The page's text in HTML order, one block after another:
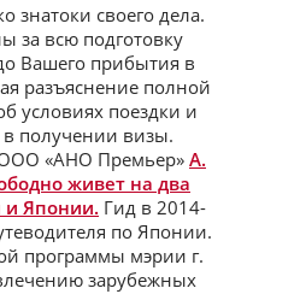
знатоки своего дела.
за всю подготовку
Вашего прибытия в
разъяснение полной
условиях поездки и
в получении визы.
«АНО Премьер» А.
живет на два
и Японии. Гид в 2014-
по Японии.
программы мэрии г.
зарубежных